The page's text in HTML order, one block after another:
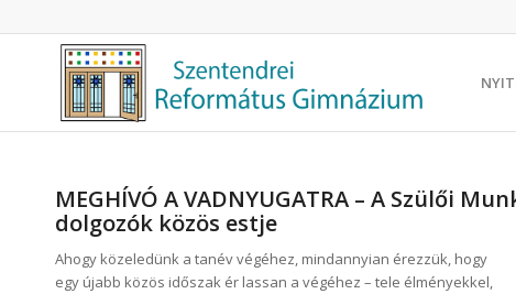
MEGHÍVÓ A VADNYUGATRA – A Szülői
dolgozók közös estje
Ahogy közeledünk a tanév végéhez, mindannyian érezzük, hogy
egy újabb közös időszak ér lassan a végéhez – tele élményekkel,